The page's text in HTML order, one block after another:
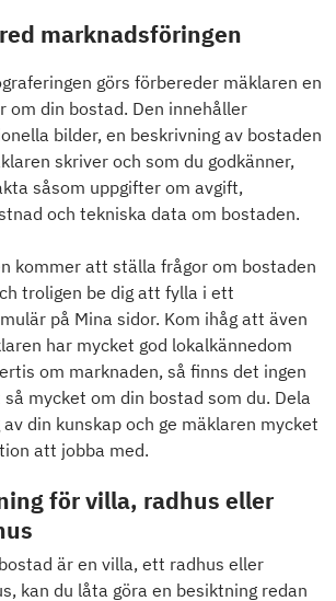
marknadsföringen
görs förbereder mäklaren en
om din bostad. Den innehåller
bilder, en beskrivning av bostaden
skriver och som du godkänner,
såsom uppgifter om avgift,
och tekniska data om bostaden.
kommer att ställa frågor om bostaden
troligen be dig att fylla i ett
på Mina sidor. Kom ihåg att även
har mycket god lokalkännedom
om marknaden, så finns det ingen
mycket om din bostad som du. Dela
av din kunskap och ge mäklaren mycket
att jobba med.
för villa, radhus eller
är en villa, ett radhus eller
kan du låta göra en besiktning redan